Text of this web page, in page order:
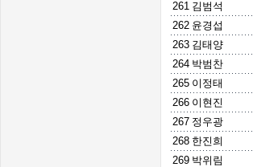
261 김범석
262 윤경섭
263 김태양
264 박범찬
265 이정태
266 이현진
267 정우광
268 한진희
269 박위림